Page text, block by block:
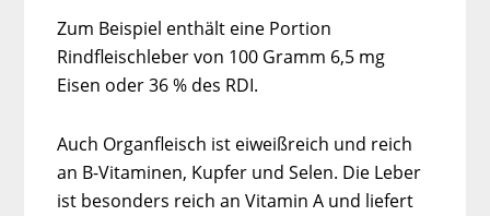
Zum Beispiel enthält eine Portion
Rindfleischleber von 100 Gramm 6,5 mg
Eisen oder 36 % des RDI.
Auch Organfleisch ist eiweißreich und reich
an B-Vitaminen, Kupfer und Selen. Die Leber
ist besonders reich an Vitamin A und liefert